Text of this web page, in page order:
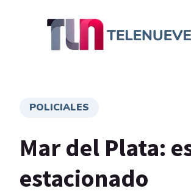
POLICIALES
Mar del Plata:
estacionado